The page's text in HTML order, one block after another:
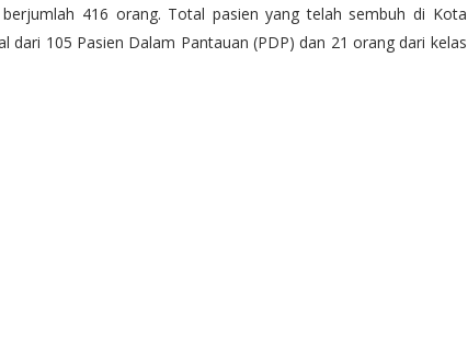
416 orang. Total pasien yang telah sembuh di Kota
dari 105 Pasien Dalam Pantauan (PDP) dan 21 orang dari kelas